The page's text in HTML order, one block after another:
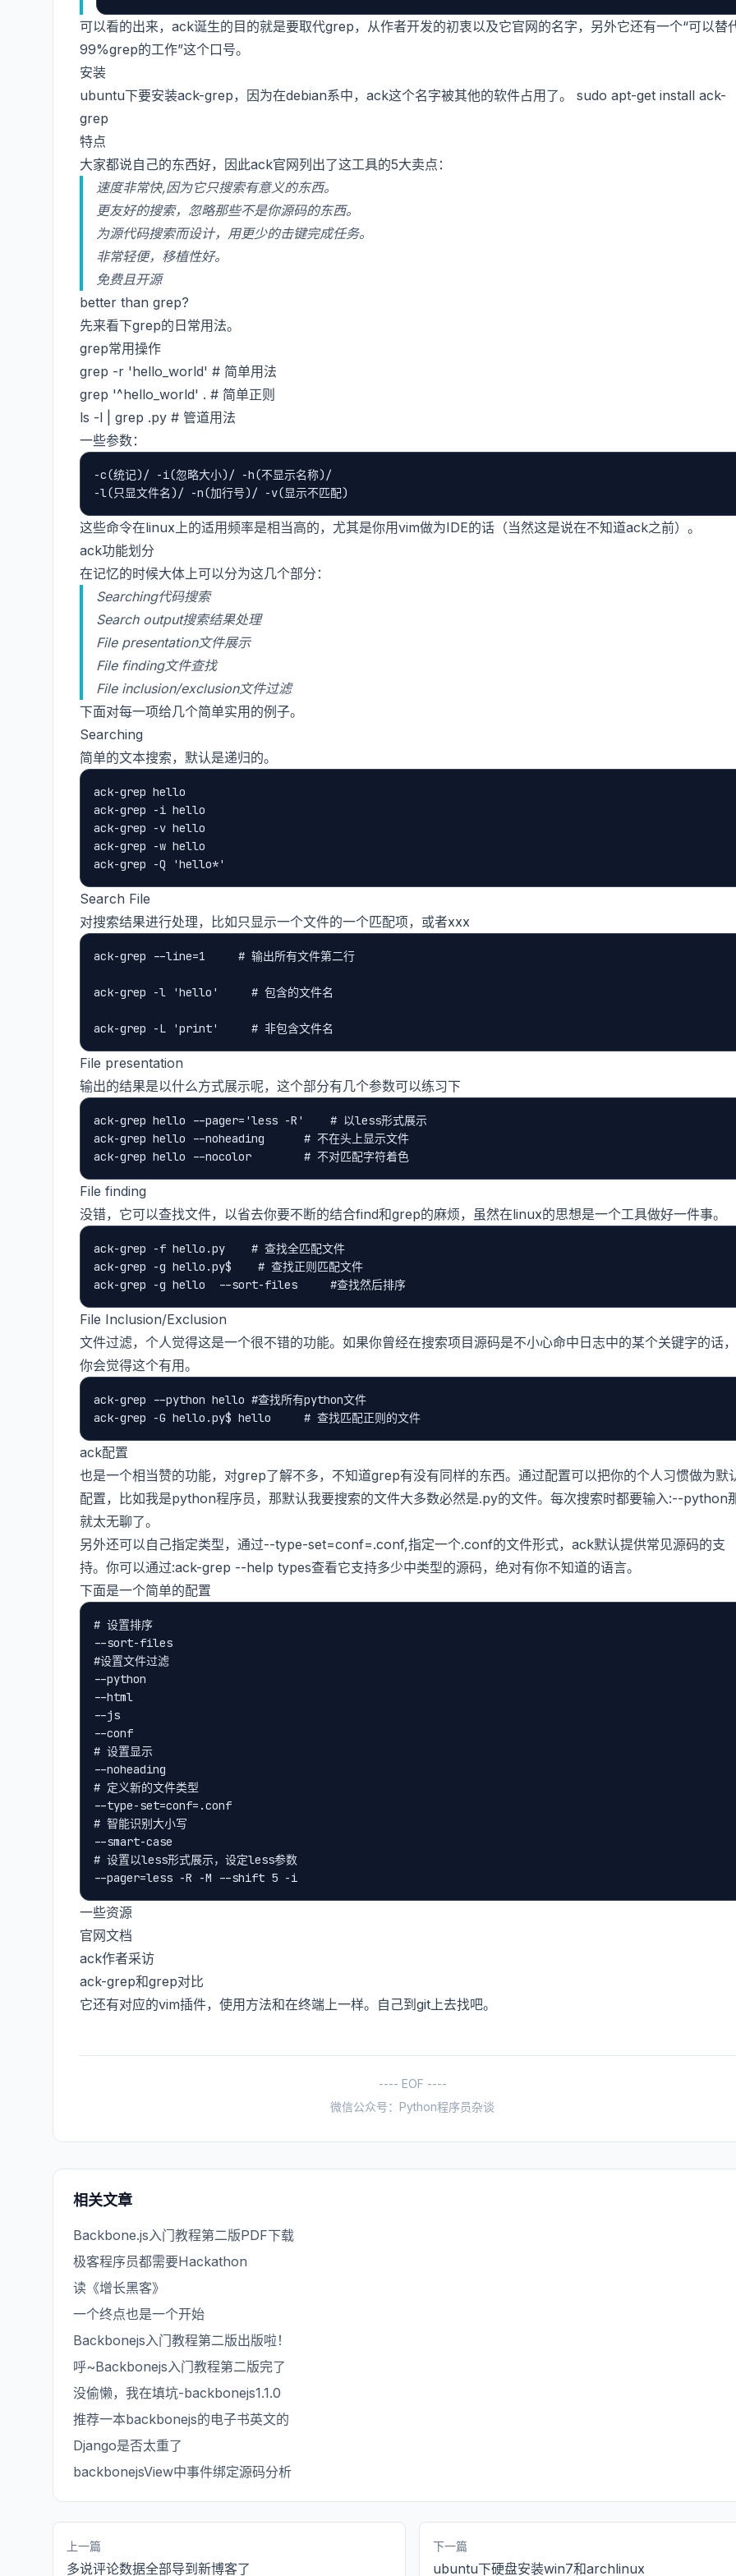
可以看的出来，ack诞生的目的就是要取代grep，从作者开发的初衷以及它官网的名字，另外它还有一个“可以替
99%grep的工作”这个口号。
安装
ubuntu下要安装ack-grep，因为在debian系中，ack这个名字被其他的软件占用了。 sudo apt-get install ack-
grep
特点
大家都说自己的东西好，因此ack官网列出了这工具的5大卖点：
速度非常快,因为它只搜索有意义的东西。
更友好的搜索，忽略那些不是你源码的东西。
为源代码搜索而设计，用更少的击键完成任务。
非常轻便，移植性好。
免费且开源
better than grep?
先来看下grep的日常用法。
grep常用操作
grep -r 'hello_world' # 简单用法
grep '^hello_world' . # 简单正则
ls -l | grep .py # 管道用法
一些参数：
-c(统记)/ -i(忽略大小)/ -h(不显示名称)/
这些命令在linux上的适用频率是相当高的，尤其是你用vim做为IDE的话（当然这是说在不知道ack之前）。
ack功能划分
在记忆的时候大体上可以分为这几个部分：
Searching代码搜索
Search output搜索结果处理
File presentation文件展示
File finding文件查找
File inclusion/exclusion文件过滤
下面对每一项给几个简单实用的例子。
Searching
简单的文本搜索，默认是递归的。
ack-grep hello
ack-grep -i hello
ack-grep -v hello
ack-grep -w hello
Search File
对搜索结果进行处理，比如只显示一个文件的一个匹配项，或者xxx
ack-grep --line=1     # 输出所有文件第二行
ack-grep -l 'hello'     # 包含的文件名
File presentation
输出的结果是以什么方式展示呢，这个部分有几个参数可以练习下
ack-grep hello --pager='less -R'    # 以less形式展示
ack-grep hello --noheading      # 不在头上显示文件
File finding
没错，它可以查找文件，以省去你要不断的结合find和grep的麻烦，虽然在linux的思想是一个工具做好一件事。
ack-grep -f hello.py    # 查找全匹配文件
ack-grep -g hello.py$    # 查找正则匹配文件
File Inclusion/Exclusion
文件过滤，个人觉得这是一个很不错的功能。如果你曾经在搜索项目源码是不小心命中日志中的某个关键字的话，
你会觉得这个有用。
ack-grep --python hello #查找所有python文件
ack配置
也是一个相当赞的功能，对grep了解不多，不知道grep有没有同样的东西。通过配置可以把你的个人习惯做为默
配置，比如我是python程序员，那默认我要搜索的文件大多数必然是.py的文件。每次搜索时都要输入:--python
就太无聊了。
另外还可以自己指定类型，通过--type-set=conf=.conf,指定一个.conf的文件形式，ack默认提供常见源码的支
持。你可以通过:ack-grep --help types查看它支持多少中类型的源码，绝对有你不知道的语言。
下面是一个简单的配置
# 设置排序
--sort-files
#设置文件过滤
--python
--html
--js
--conf
# 设置显示
--noheading
# 定义新的文件类型
--type-set=conf=.conf
# 智能识别大小写
--smart-case
# 设置以less形式展示，设定less参数
一些资源
官网文档
ack作者采访
ack-grep和grep对比
它还有对应的vim插件，使用方法和在终端上一样。自己到git上去找吧。
---- EOF ----
微信公众号：Python程序员杂谈
相关文章
Backbone.js入门教程第二版PDF下载
极客程序员都需要Hackathon
读《增长黑客》
一个终点也是一个开始
Backbonejs入门教程第二版出版啦！
呼~Backbonejs入门教程第二版完了
没偷懒，我在填坑-backbonejs1.1.0
推荐一本backbonejs的电子书英文的
Django是否太重了
backbonejsView中事件绑定源码分析
上一篇
多说评论数据全部导到新博客了
下一篇
ubuntu下硬盘安装win7和archlinux